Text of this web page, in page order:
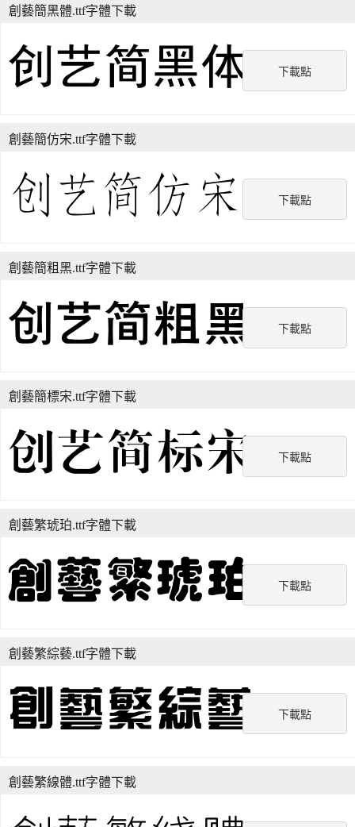
下載點
創藝簡黑體.ttf字體下載
下載點
創藝簡仿宋.ttf字體下載
下載點
創藝簡粗黑.ttf字體下載
下載點
創藝簡標宋.ttf字體下載
下載點
創藝繁琥珀.ttf字體下載
下載點
創藝繁綜藝.ttf字體下載
創藝繁線體.ttf字體下載